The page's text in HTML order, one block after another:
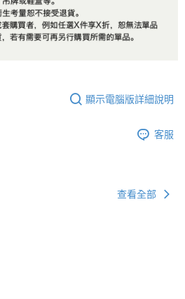
顯示電腦版詳細說明
客服
查看全部